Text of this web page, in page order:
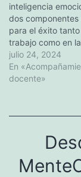
inteligencia
dos componentes
para el éxito
trabajo como en
este artículo,
el concepto de
emocional, cómo se
cultivar esta
formas prácticas
julio 24, 2024
En
docente»